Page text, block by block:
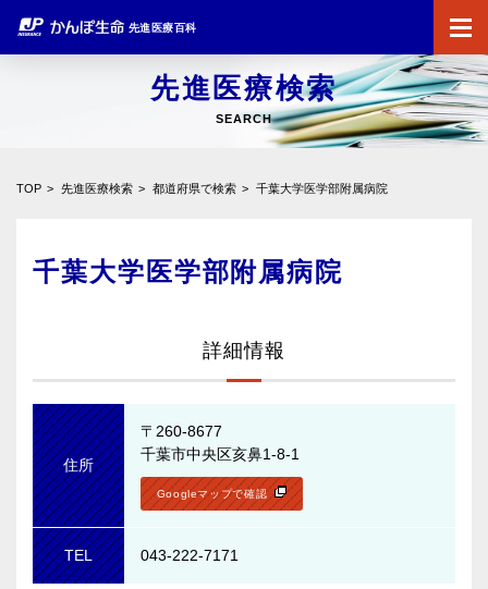
先進医療百科
先進医療検索
SEARCH
TOP 先進医療検索 都道府県で検索 千葉大学医学部附属病院
千葉大学医学部附属病院
詳細情報
住所
〒260-8677
千葉市中央区亥鼻1-8-1
Googleマップで確認
TEL 043-222-7171